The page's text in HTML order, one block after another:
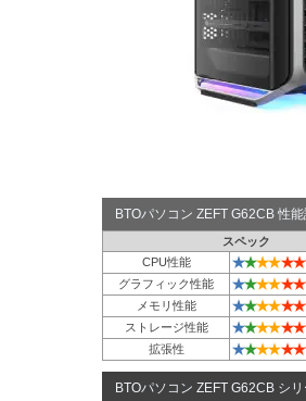
BTOパソコン ZEFT G62CB 性
スペック
CPU性能
★★★★★★
グラフィック性能 ★★★★★★
メモリ性能 ★★★★★★
ストレージ性能 ★★★★★★
拡張性 ★★★★★★
BTOパソコン ZEFT G62CB シ